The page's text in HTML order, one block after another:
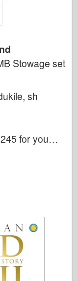
Stowage set
sh
for you…